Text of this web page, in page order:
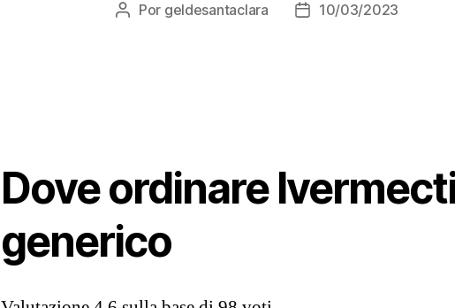
Autor
Por geldesantaclara
Data10/03/2023
Dove ordinare
generico